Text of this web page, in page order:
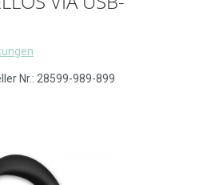
Nr.: 28599-989-899